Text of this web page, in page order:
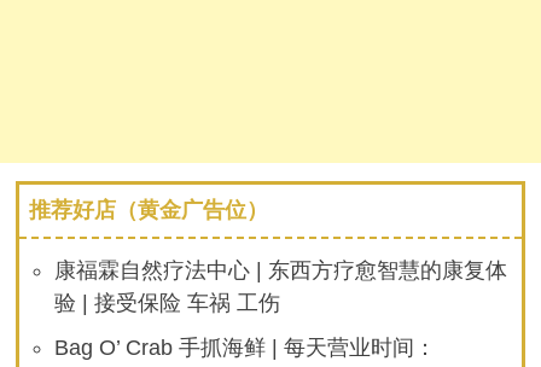
推荐好店（黄金广告位）
康福霖自然疗法中心 | 东西方疗愈智慧的康复体
验 | 接受保险 车祸 工伤
Bag O’ Crab 手抓海鲜 | 每天营业时间：